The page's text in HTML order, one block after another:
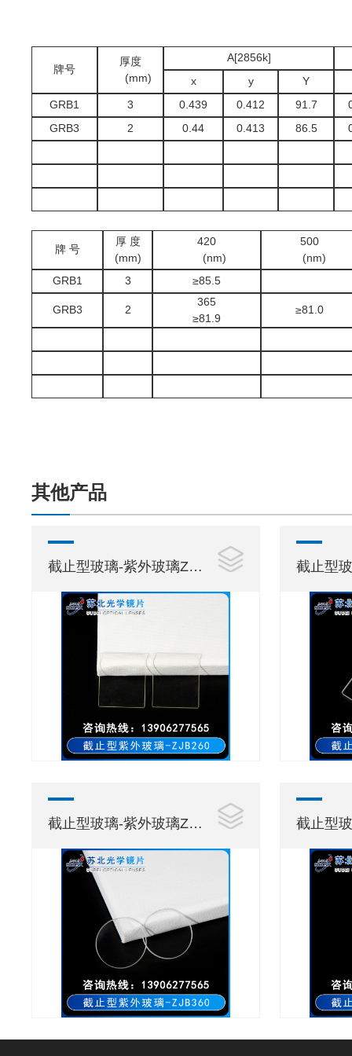
牌号
厚度
(mm)
A[2856k]
x
y
Y
GRB1
3 0.439 0.412 91.7
GRB3
2 0.44 0.413 86.5
牌 号
厚 度
(mm)
420
(nm)
500
(nm)
GRB1
3 ≥85.5
GRB3 2
365
≥81.9
≥81.0
其他产品
截止型玻璃-紫外玻璃ZJB260 截止型玻
截止型玻璃-紫外玻璃ZJB360 截止型玻